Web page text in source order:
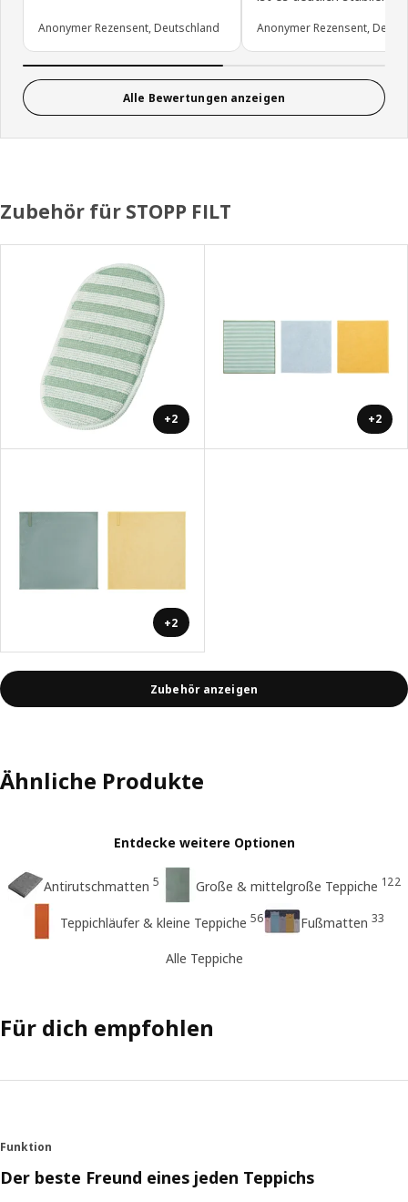
Anonymer Rezensent, Deutschland Anonymer Rezensent,
Alle Bewertungen anzeigen
Zubehör für STOPP FILT
+2 +2
+2
Zubehör anzeigen
Ähnliche Produkte
Entdecke weitere Optionen
Antirutschmatten 5 Große & mittelgroße Teppiche 122
Teppichläufer & kleine Teppiche 56 Fußmatten 33
Alle Teppiche
Für dich empfohlen
Funktion
Der beste Freund eines jeden Teppichs